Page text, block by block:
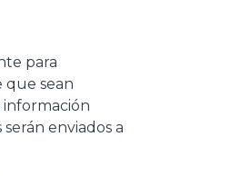
para
que sean
información
enviados a